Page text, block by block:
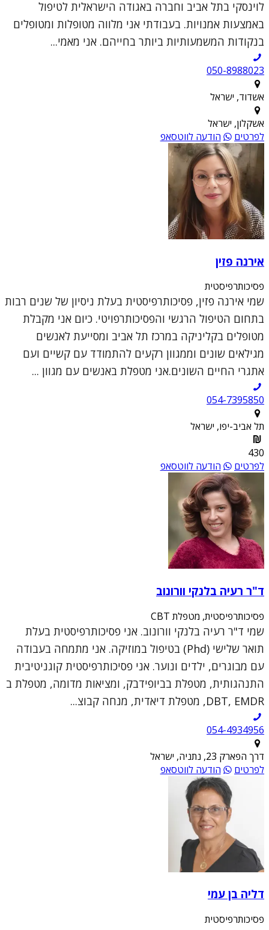
לוינסקי בתל אביב וחברה באגודה הישראלית לטיפול
באמצעות אמנויות. בעבודתי אני מלווה מטופלות ומטופלים
בנקודות המשמעותיות ביותר בחייהם. אני מאמי...
050-8988023
אשדוד, ישראל
אשקלון, ישראל
לפרטים
הודעה לווטסאפ
אירנה פזין
פסיכותרפיסטית
שמי אירנה פזין, פסיכותרפיסטית בעלת ניסיון של שנים רבות
בתחום הטיפול הרגשי והפסיכותרפויטי. כיום אני מקבלת
מטופלים בקליניקה במרכז תל אביב ומסייעת לאנשים
מגילאים שונים וממגוון רקעים להתמודד עם קשיים ועם
אתגרי החיים השונים.אני מטפלת באנשים עם מגוון ...
054-7395850
תל אביב-יפו, ישראל
430
לפרטים
הודעה לווטסאפ
ד"ר רעיה בלנקי וורונוב
פסיכותרפיסטית, מטפלת CBT
שמי ד"ר רעיה בלנקי וורונוב. אני פסיכותרפיסטית בעלת
תואר שלישי (Phd) בטיפול במוזיקה. אני מתמחה בעבודה
עם מבוגרים, ילדים ונוער. אני פסיכותרפיסטית קוגניטיבית
התנהגותית, מטפלת בביופידבק, ומציאות מדומה, מטפלת ב
DBT, EMDR, מטפלת דיאדית, מנחה קבוצ...
054-4934956
דרך הפארק 23, נתניה, ישראל
לפרטים
הודעה לווטסאפ
דליה בן עמי
פסיכותרפיסטית